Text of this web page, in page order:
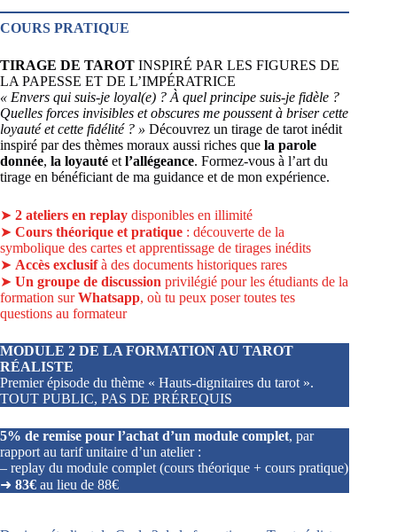
COURS PRATIQUE
TIRAGE DE TAROT INSPIRÉ PAR LES FIGURES DE
LA PAPESSE ET DE L’IMPÉRATRICE
« Envers qui suis-je loyal(e) ? À quel principe suis-je fidèle ?
Quelles forces invisibles et obscures me poussent à briser cette
loyauté et cette fidélité ? » Découvrez un tirage de tarot inédit
inspiré par des thèmes moraux aussi riches que la parole
donnée, la loyauté et l’allégeance. Formez-vous à l’art du
tirage en bénéficiant de ma guidance et de mon expérience.
➤ 2 ateliers en replay disponibles en illimité
➤ Cours théorique et pratique : découverte de la
symbolique des cartes et apprentissage de tirages inédits
➤ Accès exclusifà des documents historiques rares
➤ Un groupe de discussion privilégié pour les étudiants de la
formation surWhatsapp, où tu peux poser toutes tes
questions au formateur
MODULE 2 DE LA FORMATION AU TAROT
RÉALISTE
Premier épisode du thème « Hauts-dignitaires du tarot ».
TOUT PUBLIC, PAS DE PRÉREQUIS
5% de remise pour l’achat d’un module complet, par
rapport au tarif unitaire d’un atelier :
– replay du module complet (cours théorique + cours pratique)
➜ 83€ au lieu de 88€